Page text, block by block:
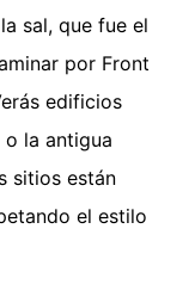
sal, que fue el
por Front
edificios
la antigua
sitios están
el estilo